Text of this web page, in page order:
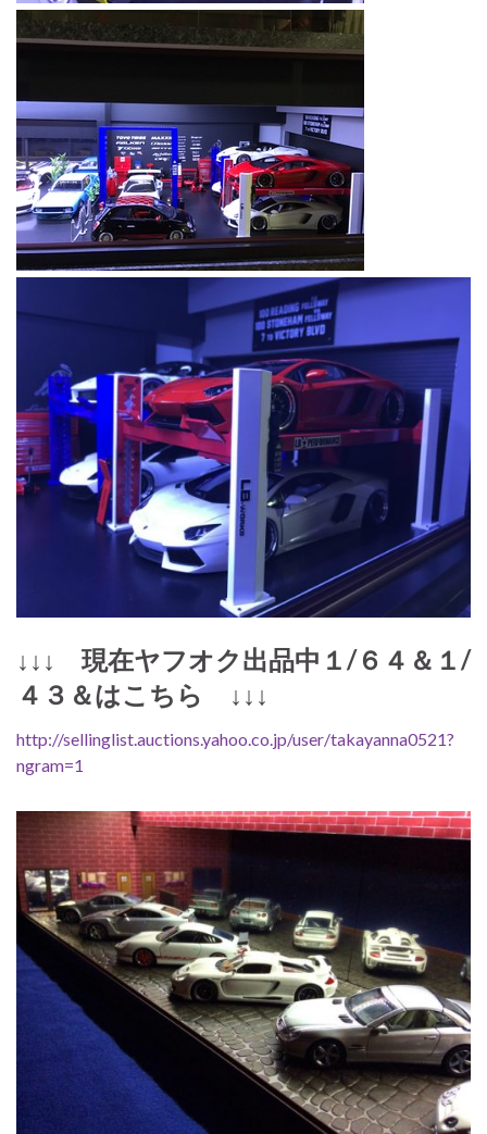
↓↓↓ 現在ヤフオク出品中１/６４＆１/
４３＆はこちら ↓↓↓
http://sellinglist.auctions.yahoo.co.jp/user/takayanna0521?
ngram=1